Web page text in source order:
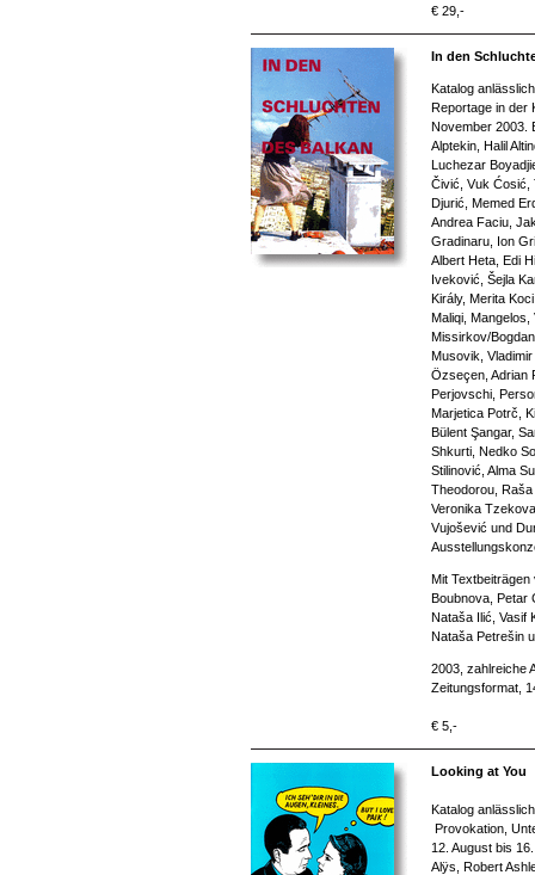
€ 29,-
In den
Katalog
Reportage in der
November 2003.
Alptekin, Halil
Luchezar
Čivić, Vuk Ćosić,
Djurić, Memed
Andrea Faciu,
Gradinaru, Ion
Albert Heta, Edi
Iveković, Šejla
Király, Merita
Maliqi,
Missirkov/
Musovik,
Özseçen, Adrian
Perjovschi,
Marjetica Potrč,
Bülent Şangar,
Shkurti, Nedko
Stilinović, Alma
Theodorou,
Veronika
Vujošević und
Mit
Boubnova, Petar
Nataša Ilić, Vasif
Nataša Petrešin
2003, zahlreiche
Zeitungsformat,
€ 5,-
Looking at You
Katalog
Provokation,
12. August bis
Alÿs, Robert